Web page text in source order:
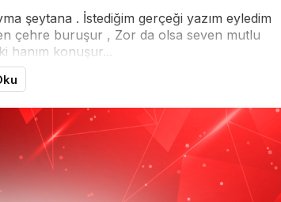
şeytana . İstediğim gerçeği yazım eyledim
çehre buruşur , Zor da olsa seven mutlu
hanım konuşur...